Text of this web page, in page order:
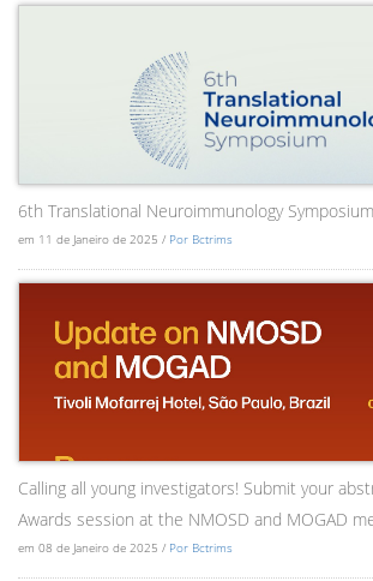
6th Translational Neuroimmunology
em 11 de Janeiro de 2025 / Por Bctrims
Calling all young investigators! Submit your
Awards session at the NMOSD and MOGAD
em 08 de Janeiro de 2025 / Por Bctrims